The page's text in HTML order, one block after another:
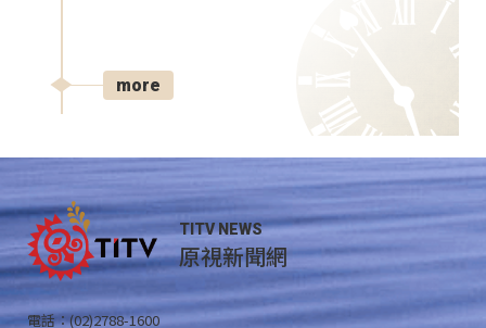
more
TITV NEWS
原視新聞網
電話：(02)2788-1600